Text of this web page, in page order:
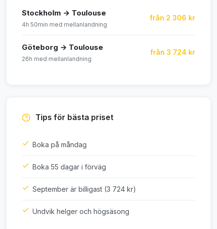
Stockholm → Toulouse
4h 50min med mellanlandning
från 2 306 kr
Göteborg → Toulouse
26h med mellanlandning
från 3 724 kr
Tips för bästa priset
Boka på måndag
Boka 55 dagar i förväg
September är billigast (3 724 kr)
Undvik helger och högsäsong